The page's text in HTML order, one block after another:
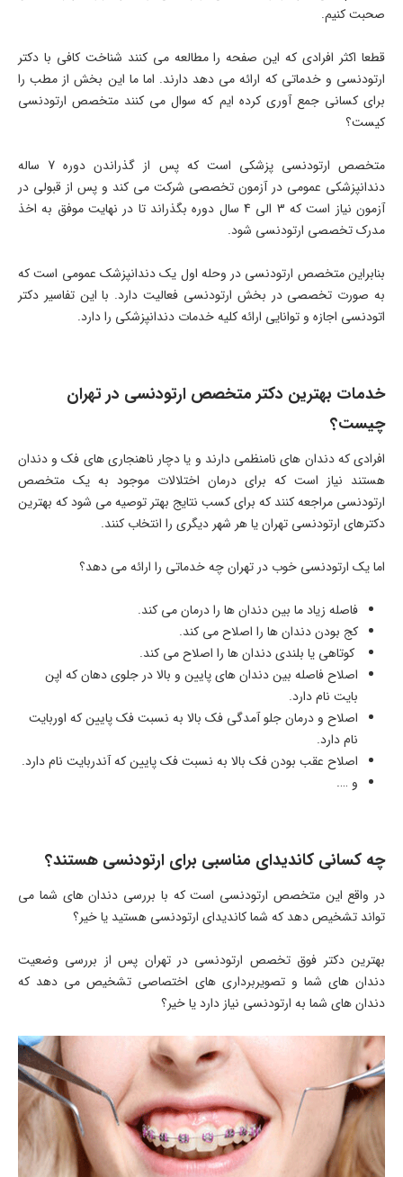
صحبت کنیم.
قطعا اکثر افرادی که این صفحه را مطالعه می کنند شناخت کافی با دکتر
ارتودنسی و خدماتی که ارائه می دهد دارند. اما ما این بخش از مطب را
برای کسانی جمع آوری کرده ایم که سوال می کنند متخصص ارتودنسی
کیست؟
متخصص ارتودنسی پزشکی است که پس از گذراندن دوره 7 ساله
دندانپزشکی عمومی در آزمون تخصصی شرکت می کند و پس از قبولی در
آزمون نیاز است که 3 الی 4 سال دوره بگذراند تا در نهایت موفق به اخذ
مدرک تخصصی ارتودنسی شود.
بنابراین متخصص ارتودنسی در وحله اول یک دندانپزشک عمومی است که
به صورت تخصصی در بخش ارتودنسی فعالیت دارد. با این تفاسیر دکتر
اتودنسی اجازه و توانایی ارائه کلیه خدمات دندانپزشکی را دارد.
خدمات بهترین دکتر متخصص ارتودنسی در تهران
چیست؟
افرادی که دندان های نامنظمی دارند و یا دچار ناهنجاری های فک و دندان
هستند نیاز است که برای درمان اختلالات موجود به یک متخصص
ارتودنسی مراجعه کنند که برای کسب نتایج بهتر توصیه می شود که بهترین
دکترهای ارتودنسی تهران یا هر شهر دیگری را انتخاب کنند.
اما یک ارتودنسی خوب در تهران چه خدماتی را ارائه می دهد؟
فاصله زیاد ما بین دندان ها را درمان می کند.
کج بودن دندان ها را اصلاح می کند.
کوتاهی یا بلندی دندان ها را اصلاح می کند.
اصلاح فاصله بین دندان های پایین و بالا در جلوی دهان که اپن
بایت نام دارد.
اصلاح و درمان جلو آمدگی فک بالا به نسبت فک پایین که اوربایت
نام دارد.
اصلاح عقب بودن فک بالا به نسبت فک پایین که آندربایت نام دارد.
و ….
چه کسانی کاندیدای مناسبی برای ارتودنسی هستند؟
در واقع این متخصص ارتودنسی است که با بررسی دندان های شما می
تواند تشخیص دهد که شما کاندیدای ارتودنسی هستید یا خیر؟
بهترین دکتر فوق تخصص ارتودنسی در تهران پس از بررسی وضعیت
دندان های شما و تصویربرداری های اختصاصی تشخیص می دهد که
دندان های شما به ارتودنسی نیاز دارد یا خیر؟